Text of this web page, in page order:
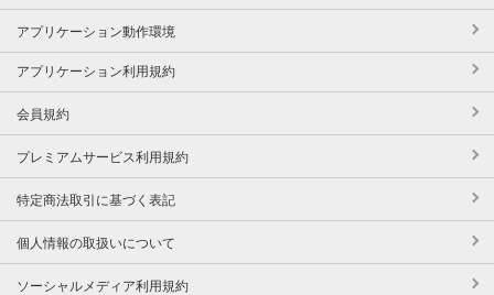
アプリケーション動作環境
アプリケーション利用規約
会員規約
プレミアムサービス利用規約
特定商法取引に基づく表記
個人情報の取扱いについて
ソーシャルメディア利用規約